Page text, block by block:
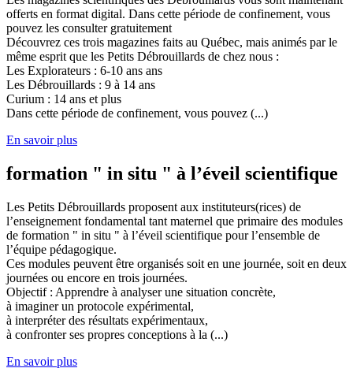
offerts en format digital. Dans cette période de confinement, vous
pouvez les consulter gratuitement
Découvrez ces trois magazines faits au Québec, mais animés par le
même esprit que les Petits Débrouillards de chez nous :
Les Explorateurs : 6-10 ans ans
Les Débrouillards : 9 à 14 ans
Curium : 14 ans et plus
Dans cette période de confinement, vous pouvez (...)
En savoir plus
formation " in situ " à l’éveil scientifique
Les Petits Débrouillards proposent aux instituteurs(rices) de
l’enseignement fondamental tant maternel que primaire des modules
de formation " in situ " à l’éveil scientifique pour l’ensemble de
l’équipe pédagogique.
Ces modules peuvent être organisés soit en une journée, soit en deux
journées ou encore en trois journées.
Objectif : Apprendre à analyser une situation concrète,
à imaginer un protocole expérimental,
à interpréter des résultats expérimentaux,
à confronter ses propres conceptions à la (...)
En savoir plus